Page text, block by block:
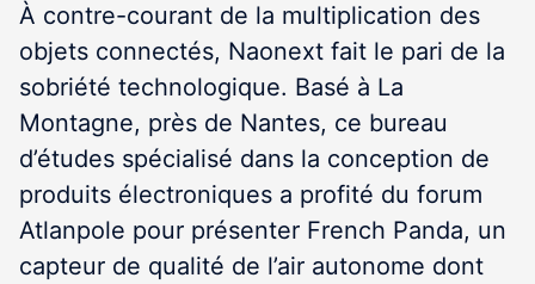
À contre-courant de la multiplication des
objets connectés, Naonext fait le pari de la
sobriété technologique. Basé à La
Montagne, près de Nantes, ce bureau
d’études spécialisé dans la conception de
produits électroniques a profité du forum
Atlanpole pour présenter French Panda, un
capteur de qualité de l’air autonome dont